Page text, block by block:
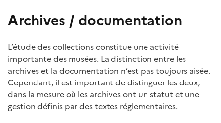
Archives / documentation
L’étude des collections constitue une activité
importante des musées. La distinction entre les
archives et la documentation n’est pas toujours aisée.
Cependant, il est important de distinguer les deux,
dans la mesure où les archives ont un statut et une
gestion définis par des textes réglementaires.